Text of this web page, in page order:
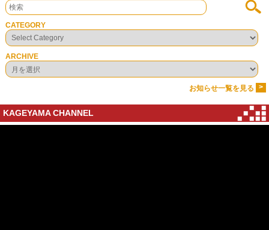
CATEGORY
ARCHIVE
お知らせ一覧を見る >
KAGEYAMA CHANNEL